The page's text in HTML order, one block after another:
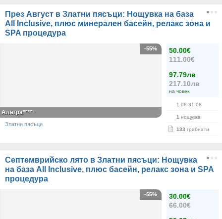
През Август в Златни пясъци: Нощувка на база
All Inclusive, плюс минерален басейн, релакс зона и
SPA процедура
50.00€
111.00€
97.79лв
217.10лв
на човек
1.08-31.08
1 нощувка
133 грабнати
-55%
Алегра****
Златни пясъци
Септемврийско лято в Златни пясъци: Нощувка
на база All Inclusive, плюс басейн, релакс зона и SPA
процедура
30.00€
66.00€
-55%